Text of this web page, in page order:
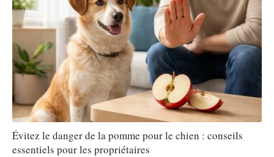
Évitez le danger de la pomme pour le chien : conseils
essentiels pour les propriétaires